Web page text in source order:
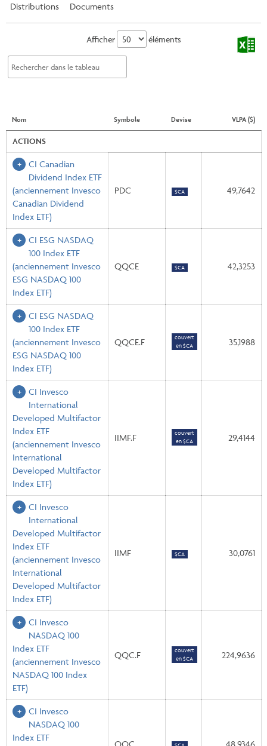
Distributions
Documents
Afficher éléments
Nom Symbole Devise VLPA ($)
ACTIONS
CI Canadian
Dividend Index ETF
(anciennement Invesco
Canadian Dividend
Index ETF)
PDC $CA 49,7642
CI ESG NASDAQ
100 Index ETF
(anciennement Invesco
ESG NASDAQ 100
Index ETF)
QQCE $CA 42,3253
CI ESG NASDAQ
100 Index ETF
(anciennement Invesco
ESG NASDAQ 100
Index ETF)
QQCE.F
couvert
en $CA
35,1988
CI Invesco
International
Developed Multifactor
Index ETF
(anciennement Invesco
International
Developed Multifactor
Index ETF)
IIMF.F
couvert
en $CA
29,4144
CI Invesco
International
Developed Multifactor
Index ETF
(anciennement Invesco
International
Developed Multifactor
Index ETF)
IIMF $CA 30,0761
CI Invesco
NASDAQ 100
Index ETF
(anciennement Invesco
NASDAQ 100 Index
ETF)
QQC.F
couvert
en $CA
224,9636
CI Invesco
NASDAQ 100
Index ETF